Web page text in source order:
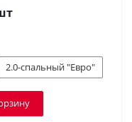
2.0-спальный "Евро"